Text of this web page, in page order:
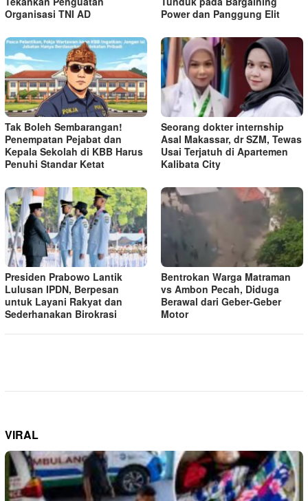
Organisasi TNI AD
Power dan Panggung Elit
Tak Boleh Sembarangan!
Penempatan Pejabat dan
Kepala Sekolah di KBB Harus
Penuhi Standar Ketat ​
Seorang dokter internship
Asal Makassar, dr SZM, Tewas
Usai Terjatuh di Apartemen
Kalibata City
Presiden Prabowo Lantik
Lulusan IPDN, Berpesan
untuk Layani Rakyat dan
Sederhanakan Birokrasi
Bentrokan Warga Matraman
vs Ambon Pecah, Diduga
Berawal dari Geber-Geber
Motor
VIRAL